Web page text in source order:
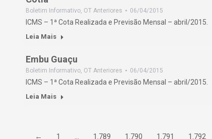
Boletim Informativo, OT Anteriores 06/04/2015
ICMS – 1ª Cota Realizada e Previsão Mensal – abril/2015.
Leia Mais
Embu Guaçu
Boletim Informativo, OT Anteriores 06/04/2015
ICMS – 1ª Cota Realizada e Previsão Mensal – abril/2015.
Leia Mais
← 1 … 1.789 1.790 1.791 1.792